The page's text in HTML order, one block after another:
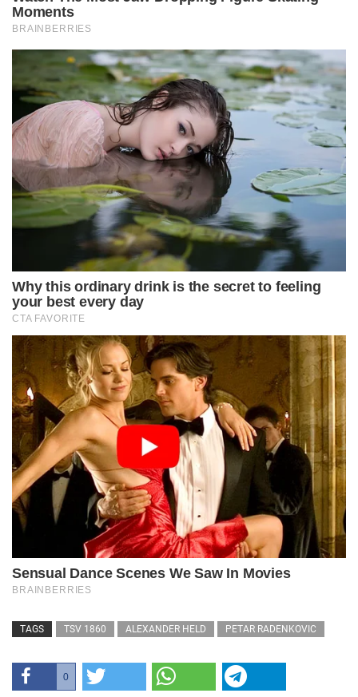
TAGS TSV 1860 ALEXANDER HELD PETAR RADENKOVIC
0